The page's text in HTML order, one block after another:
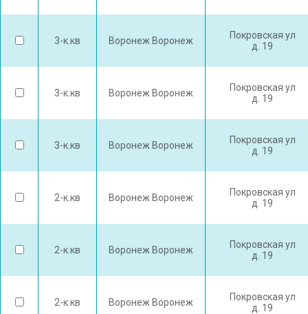
3-к.кв Воронеж Воронеж
Покровская ул
д. 19
3-к.кв Воронеж Воронеж
Покровская ул
д. 19
3-к.кв Воронеж Воронеж
Покровская ул
д. 19
2-к.кв Воронеж Воронеж
Покровская ул
д. 19
2-к.кв Воронеж Воронеж
Покровская ул
д. 19
2-к.кв Воронеж Воронеж
Покровская ул
д. 19